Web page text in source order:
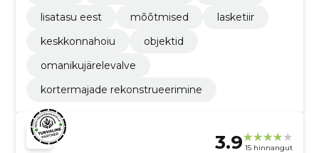
lisatasu eest
mõõtmised
lasketiir
keskkonnahoiu
objektid
omanikujärelevalve
kortermajade rekonstrueerimine
3.9 15 hinnangut